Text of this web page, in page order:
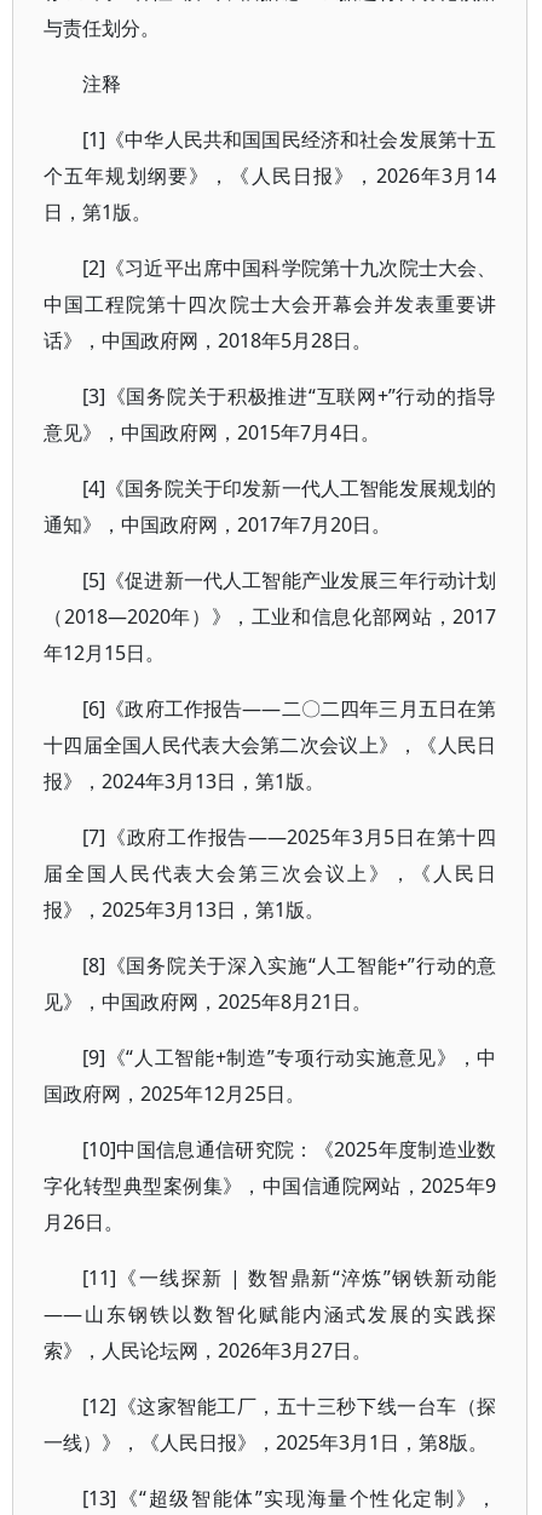
与责任划分。
注释
[1]《中华人民共和国国民经济和社会发展第十五
个五年规划纲要》，《人民日报》，2026年3月14
日，第1版。
[2]《习近平出席中国科学院第十九次院士大会、
中国工程院第十四次院士大会开幕会并发表重要讲
话》，中国政府网，2018年5月28日。
[3]《国务院关于积极推进“互联网+”行动的指导
意见》，中国政府网，2015年7月4日。
[4]《国务院关于印发新一代人工智能发展规划的
通知》，中国政府网，2017年7月20日。
[5]《促进新一代人工智能产业发展三年行动计划
（2018—2020年）》，工业和信息化部网站，2017
年12月15日。
[6]《政府工作报告——二〇二四年三月五日在第
十四届全国人民代表大会第二次会议上》，《人民日
报》，2024年3月13日，第1版。
[7]《政府工作报告——2025年3月5日在第十四
届全国人民代表大会第三次会议上》，《人民日
报》，2025年3月13日，第1版。
[8]《国务院关于深入实施“人工智能+”行动的意
见》，中国政府网，2025年8月21日。
[9]《“人工智能+制造”专项行动实施意见》，中
国政府网，2025年12月25日。
[10]中国信息通信研究院：《2025年度制造业数
字化转型典型案例集》，中国信通院网站，2025年9
月26日。
[11]《一线探新 | 数智鼎新“淬炼”钢铁新动能
——山东钢铁以数智化赋能内涵式发展的实践探
索》，人民论坛网，2026年3月27日。
[12]《这家智能工厂，五十三秒下线一台车（探
一线）》，《人民日报》，2025年3月1日，第8版。
[13]《“超级智能体”实现海量个性化定制》，